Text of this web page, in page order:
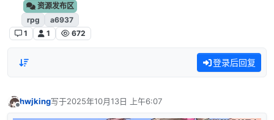
资源发布区
rpg
a6937
1
1 672
登录后回复
离线
hwjking写于2025年10月13日 上午6:07
最后由 编辑